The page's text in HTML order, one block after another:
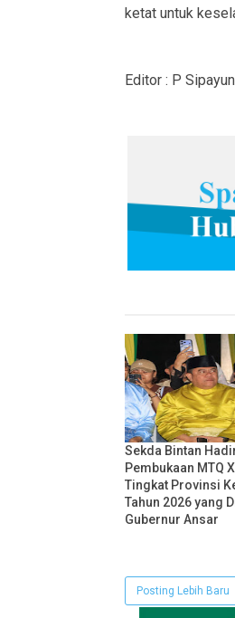
ketat untuk
Editor : P
Sekda Bintan
Pembukaan MTQ XII
Tingkat Provinsi
Tahun 2026 yang
Gubernur Ansar
Posting Lebih Baru